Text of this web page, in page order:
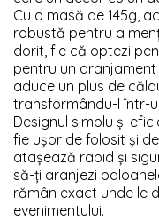
Cu o masă de 145g,
robustă pentru a
dorit, fie că optezi
pentru un
aduce un plus de
transformându-l într-
Designul simplu și
fie ușor de folosit și
atașează rapid și
să-ți aranjezi
rămân exact unde le
evenimentului.